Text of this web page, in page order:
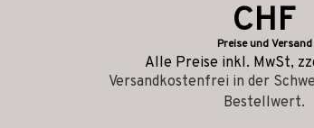
CHF
Preise und Versand
Alle Preise inkl. MwSt,
Versandkostenfrei in der
Bestellwert.